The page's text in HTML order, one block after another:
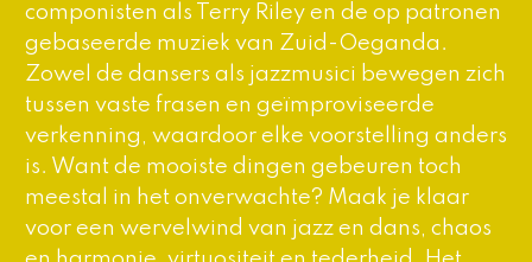
componisten als Terry Riley en de op patronen
gebaseerde muziek van Zuid-Oeganda.
Zowel de dansers als jazzmusici bewegen zich
tussen vaste frasen en geïmproviseerde
verkenning, waardoor elke voorstelling anders
is. Want de mooiste dingen gebeuren toch
meestal in het onverwachte? Maak je klaar
voor een wervelwind van jazz en dans, chaos